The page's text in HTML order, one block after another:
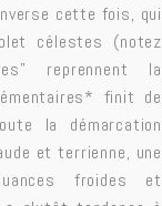
cette fois, qui
célestes (notez
reprennent la
finit de
la démarcation
et terrienne, une
froides et